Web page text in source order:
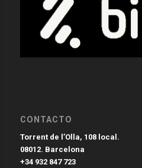
CONTACTO
Torrent de l’Olla, 108 local.
08012. Barcelona
+34 932 847 723